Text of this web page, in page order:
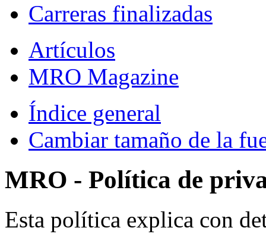
Carreras finalizadas
Artículos
MRO Magazine
Índice general
Cambiar tamaño de la
MRO - Política de
Esta política explica con